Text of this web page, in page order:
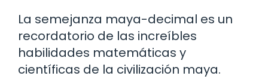
La semejanza maya-decimal es un
recordatorio de las increíbles
habilidades matemáticas y
científicas de la civilización maya.